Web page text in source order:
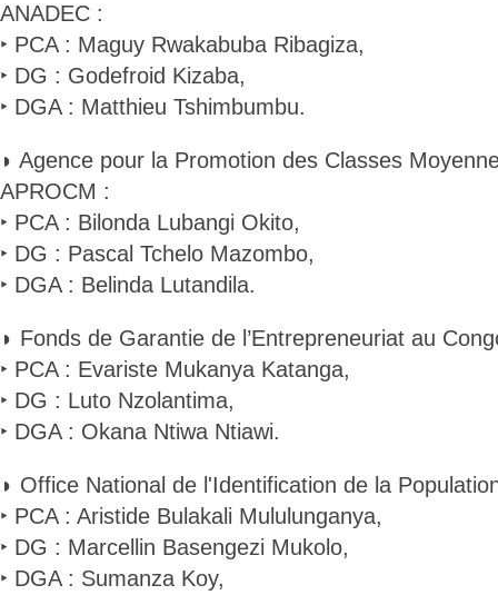
ANADEC :
‣ PCA : Maguy Rwakabuba Ribagiza,
‣ DG : Godefroid Kizaba,
‣ DGA : Matthieu Tshimbumbu.
◗ Agence pour la Promotion des Classes
APROCM :
‣ PCA : Bilonda Lubangi Okito,
‣ DG : Pascal Tchelo Mazombo,
‣ DGA : Belinda Lutandila.
◗ Fonds de Garantie de l’Entrepreneuriat au
‣ PCA : Evariste Mukanya Katanga,
‣ DG : Luto Nzolantima,
‣ DGA : Okana Ntiwa Ntiawi.
◗ Office National de l'Identification de la
‣ PCA : Aristide Bulakali Mululunganya,
‣ DG : Marcellin Basengezi Mukolo,
‣ DGA : Sumanza Koy,